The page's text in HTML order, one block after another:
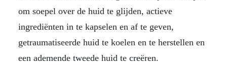
om soepel over de huid te glijden, actieve
ingrediënten in te kapselen en af ​​te geven,
getraumatiseerde huid te koelen en te herstellen en
een ademende tweede huid te creëren.